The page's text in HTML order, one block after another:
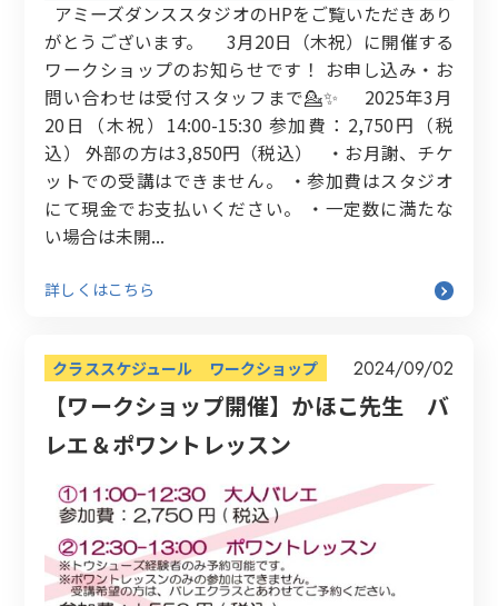
アミーズダンススタジオのHPをご覧いただきあり
がとうございます。 3月20日（木祝）に開催する
ワークショップのお知らせです！ お申し込み・お
問い合わせは受付スタッフまで💁‍✨ 2025年3月
20日（木祝）14:00-15:30 参加費：2,750円（税
込） 外部の方は3,850円（税込） ・お月謝、チケ
ットでの受講はできません。 ・参加費はスタジオ
にて現金でお支払いください。 ・一定数に満たな
い場合は未開...
詳しくはこちら
クラススケジュール ワークショップ 2024/09/02
【ワークショップ開催】かほこ先生 バ
レエ＆ポワントレッスン